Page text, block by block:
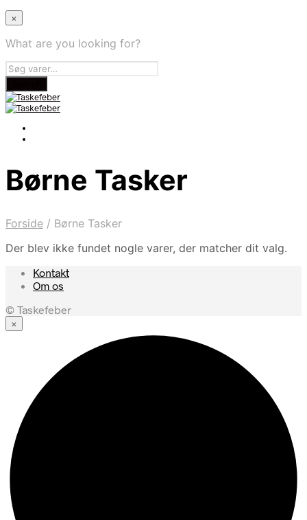
×
What are you looking for?
Børne Tasker
Forside / Børne Tasker
Der blev ikke fundet nogle varer, der matcher dit valg.
Kontakt
Om os
© Taskefeber
×